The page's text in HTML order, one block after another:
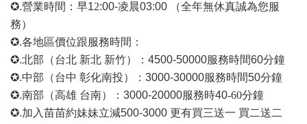
✪.營業時間：早12:00-凌晨03:00 （全年無休真誠為您服
務）
✪.各地區價位跟服務時間：
✪.北部（台北 新北 新竹）：4500-50000服務時間60分鐘
✪.中部（台中 彰化南投）：3000-30000服務時間50分鐘
✪.南部（高雄 台南）：3000-20000服務時40-60分鐘
✪.加入苗苗約妹妹立減500-3000 更有買三送一 買二送二